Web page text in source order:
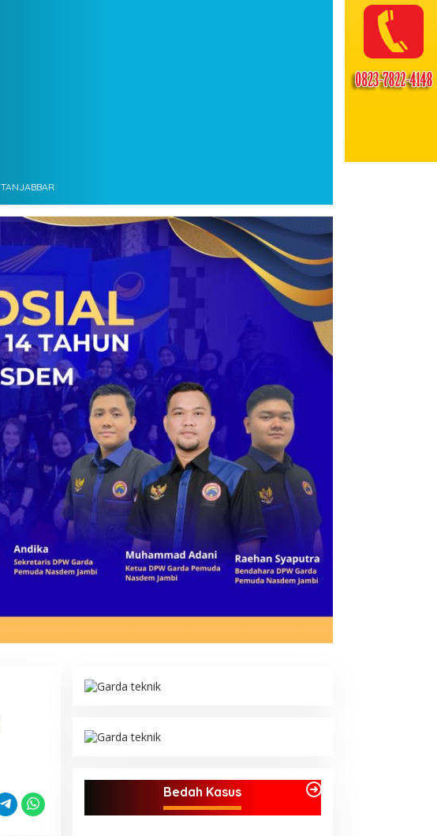
TANJABBAR
Bedah Kasus